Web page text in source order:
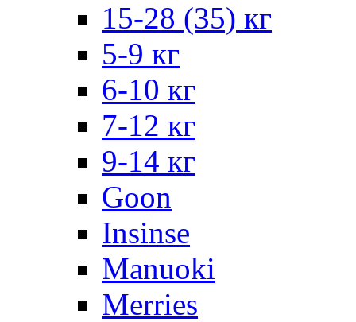
15-28 (35) кг
5-9 кг
6-10 кг
7-12 кг
9-14 кг
Goon
Insinse
Manuoki
Merries